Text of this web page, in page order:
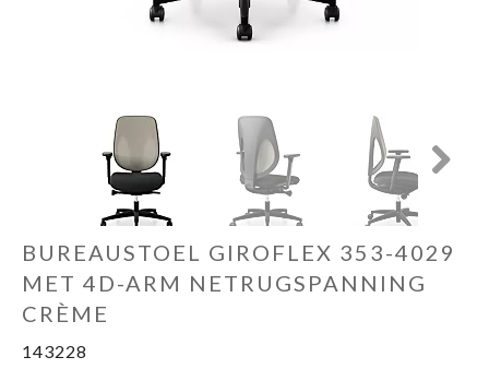
Cadeaubon
Acties en events
Winkels
BUREAUSTOEL GIROFLEX 353-4029
MET 4D-ARM NETRUGSPANNING
CRÈME
143228